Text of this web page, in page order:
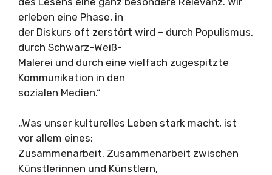
erleben eine Phase, in
der Diskurs oft zerstört wird – durch Populismus,
durch Schwarz-Weiß-
Malerei und durch eine vielfach zugespitzte
Kommunikation in den
sozialen Medien.“
„Was unser kulturelles Leben stark macht, ist
vor allem eines:
Zusammenarbeit. Zusammenarbeit zwischen
Künstlerinnen und Künstlern,